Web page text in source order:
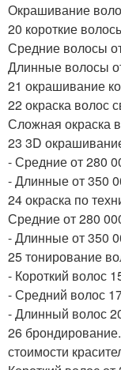
Окрашивание
20 короткие
Средние волосы
Длинные волосы
21 окрашивание
22 окраска волос
Сложная окраска
23 3D
- Средние от 280
- Длинные от 350
24 окраска по
Средние от 280
- Длинные от 350
25 тонирование
- Короткий волос
- Средний волос
- Длинный волос
26
стоимости